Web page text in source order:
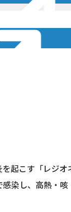
起こす「レジ
染し、高熱・